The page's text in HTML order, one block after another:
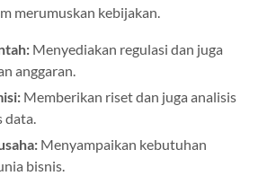
merumuskan kebijakan.
Menyediakan regulasi dan juga
anggaran.
Memberikan riset dan juga analisis
data.
Menyampaikan kebutuhan
bisnis.